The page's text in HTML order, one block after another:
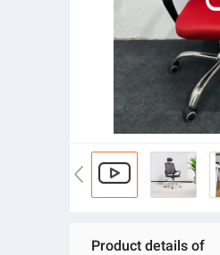
Product details of